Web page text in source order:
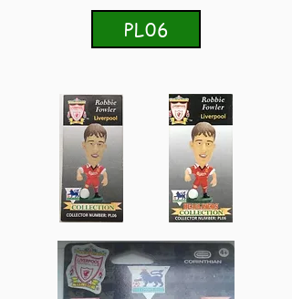
PL06